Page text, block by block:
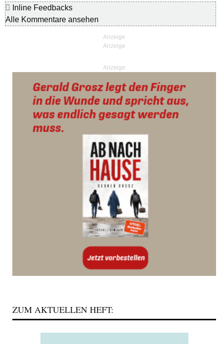
Inline Feedbacks
Alle Kommentare ansehen
Anzeige
ZUM AKTUELLEN HEFT: